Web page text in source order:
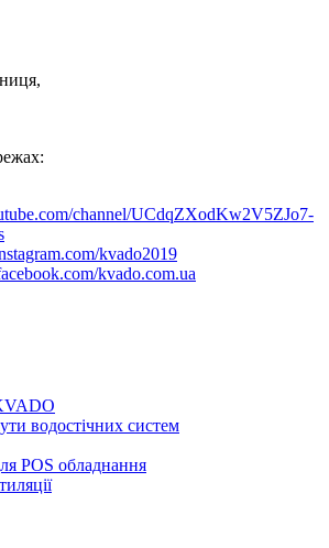
channel/UCdqZXodKw2V5ZJo7-
kvado2019
kvado.com.ua
водостічних систем
POS обладнання